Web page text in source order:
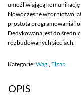
umożliwiającą komunikację
Nowoczesne wzornictwo,
prostota programowania i
Dedykowana jest do
rozbudowanych sieciach.
Kategorie:Wagi, Elzab
OPIS